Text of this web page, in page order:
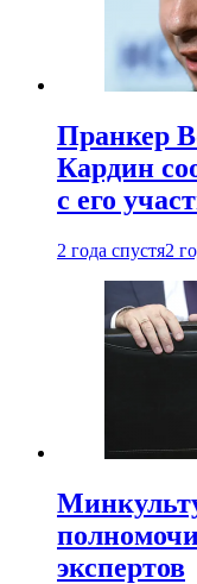
Пранкер
Кардин
с его
2 года спустя2
экспертов